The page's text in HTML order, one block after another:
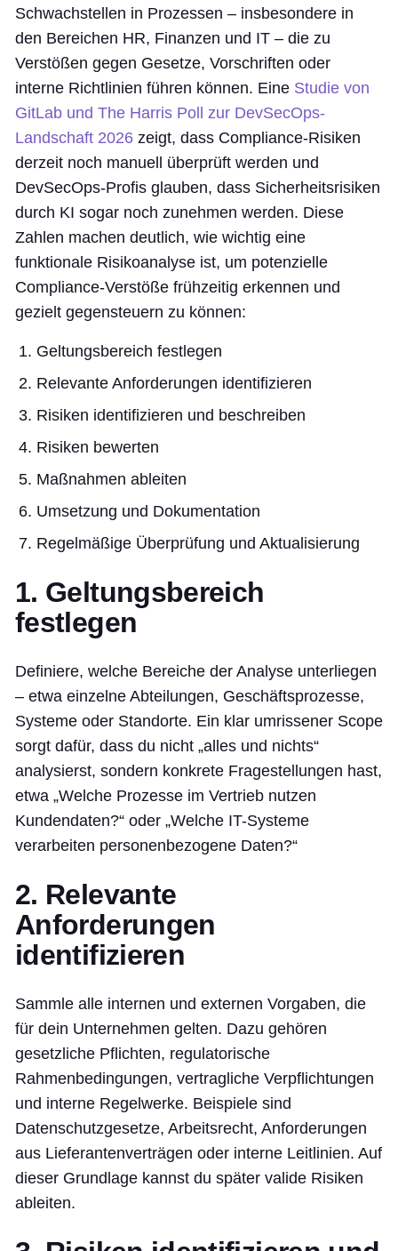
Schwachstellen in Prozessen – insbesondere in
den Bereichen HR, Finanzen und IT – die zu
Verstößen gegen Gesetze, Vorschriften oder
interne Richtlinien führen können. Eine Studie von
GitLab und The Harris Poll zur DevSecOps-
Landschaft 2026 zeigt, dass Compliance-Risiken
derzeit noch manuell überprüft werden und
DevSecOps-Profis glauben, dass Sicherheitsrisiken
durch KI sogar noch zunehmen werden. Diese
Zahlen machen deutlich, wie wichtig eine
funktionale Risikoanalyse ist, um potenzielle
Compliance-Verstöße frühzeitig erkennen und
gezielt gegensteuern zu können:
Geltungsbereich festlegen
Relevante Anforderungen identifizieren
Risiken identifizieren und beschreiben
Risiken bewerten
Maßnahmen ableiten
Umsetzung und Dokumentation
Regelmäßige Überprüfung und Aktualisierung
1. Geltungsbereich
festlegen
Definiere, welche Bereiche der Analyse unterliegen
– etwa einzelne Abteilungen, Geschäftsprozesse,
Systeme oder Standorte. Ein klar umrissener Scope
sorgt dafür, dass du nicht „alles und nichts“
analysierst, sondern konkrete Fragestellungen hast,
etwa „Welche Prozesse im Vertrieb nutzen
Kundendaten?“ oder „Welche IT-Systeme
verarbeiten personenbezogene Daten?“
2. Relevante
Anforderungen
identifizieren
Sammle alle internen und externen Vorgaben, die
für dein Unternehmen gelten. Dazu gehören
gesetzliche Pflichten, regulatorische
Rahmenbedingungen, vertragliche Verpflichtungen
und interne Regelwerke. Beispiele sind
Datenschutzgesetze, Arbeitsrecht, Anforderungen
aus Lieferantenverträgen oder interne Leitlinien. Auf
dieser Grundlage kannst du später valide Risiken
ableiten.